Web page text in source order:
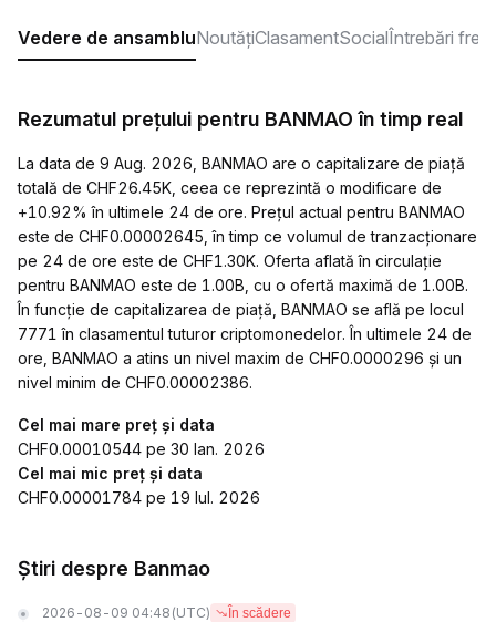
Vedere de ansambluNoutățiClasamentSocialÎntrebări
Rezumatul prețului pentru BANMAO în timp real
La data de 9 Aug. 2026, BANMAO are o capitalizare de piață
totală de CHF26.45K, ceea ce reprezintă o modificare de
+10.92% în ultimele 24 de ore. Prețul actual pentru BANMAO
este de CHF0.00002645, în timp ce volumul de tranzacționare
pe 24 de ore este de CHF1.30K. Oferta aflată în circulație
pentru BANMAO este de 1.00B, cu o ofertă maximă de 1.00B.
În funcție de capitalizarea de piață, BANMAO se află pe locul
7771 în clasamentul tuturor criptomonedelor. În ultimele 24 de
ore, BANMAO a atins un nivel maxim de CHF0.0000296 și un
nivel minim de CHF0.00002386.
Cel mai mare preț și data
CHF0.00010544 pe 30 Ian. 2026
Cel mai mic preț și data
CHF0.00001784 pe 19 Iul. 2026
Știri despre Banmao
2026-08-09 04:48 (UTC) În scădere